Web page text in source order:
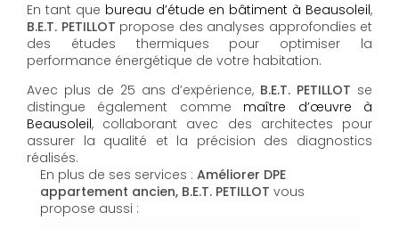
En tant que bureau d’étude en bâtiment à Beausoleil,
B.E.T. PETILLOT propose des analyses approfondies et
des études thermiques pour optimiser la
performance énergétique de votre habitation.
Avec plus de 25 ans d’expérience, B.E.T. PETILLOT se
distingue également comme maître d’œuvre à
Beausoleil, collaborant avec des architectes pour
assurer la qualité et la précision des diagnostics
réalisés.
En plus de ses services : Améliorer DPE
appartement ancien, B.E.T. PETILLOT vous
propose aussi :